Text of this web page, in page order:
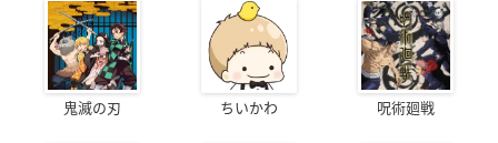
鬼滅の刃 ちいかわ 呪術廻戦